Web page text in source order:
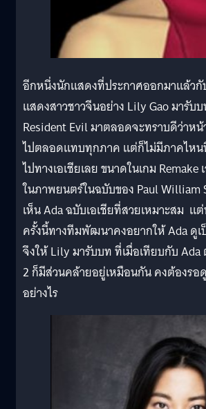
อีกหนึ่งนักแสดงที่ประกาศออกมาแล้วกั
แสดงสาวชาวจีนอย่าง Lily Gao มารับ
Resident Evil มาตลอดจะทราบดีว่าห
ไปตลอดแทบทุกภาค แต่ก็ไม่มีภาคไหน
ไปทางเอเชียเลย ขนาดในเกม
ในภาพยนตร์ในฉบับของ Paul William
เห็น Ada ฉบับเอเชียที่สวยเหมาะสม
ครั้งนี้ทางทีมพัฒนาคงอยากให้ Ada ดูเ
จึงให้ Lily มารับบท ที่เมื่อเทียบกับ
2 ก็มีส่วนคล้ายอยู่เหมือนกัน คงต้องรอ
อย่างไร